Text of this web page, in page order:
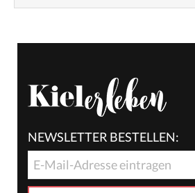
NEWSLETTER BESTELLEN: